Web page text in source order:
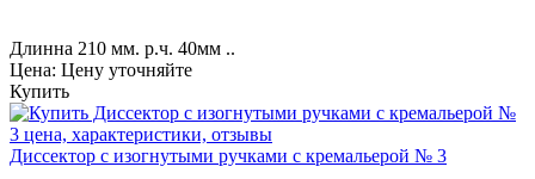
Длинна 210 мм. р.ч. 40мм ..
Цена: Цену уточняйте
Купить
Диссектор с изогнутыми ручками с кремальерой № 3